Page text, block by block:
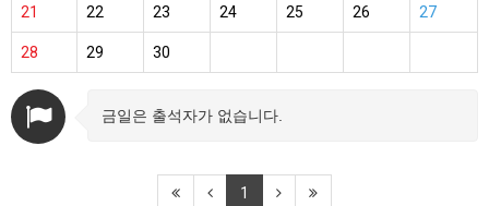
21 22 23 24 25 26 27
28 29 30
금일은 출석자가 없습니다.
1